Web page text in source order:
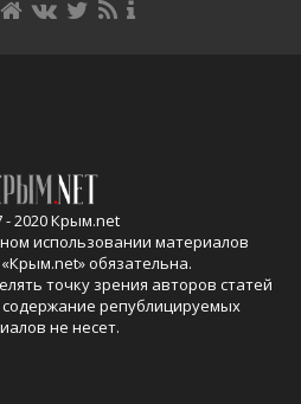
- 2020 Крым.net
использовании материалов
Крым.net» обязательна.
точку зрения авторов статей
содержание републицируемых
не несет.